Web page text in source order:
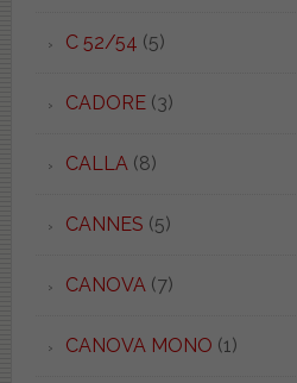
C 52/54 (5)
CADORE(3)
CALLA(8)
CANNES (5)
CANOVA(7)
CANOVA MONO (1)